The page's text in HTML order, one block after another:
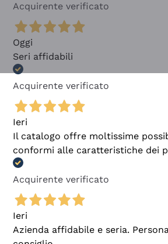
Acquirente verificato
Oggi
Seri affidabili
Acquirente verificato
Ieri
Il catalogo offre moltissime
conformi alle caratteristiche dei
Acquirente verificato
Ieri
Azienda affidabile e seria.